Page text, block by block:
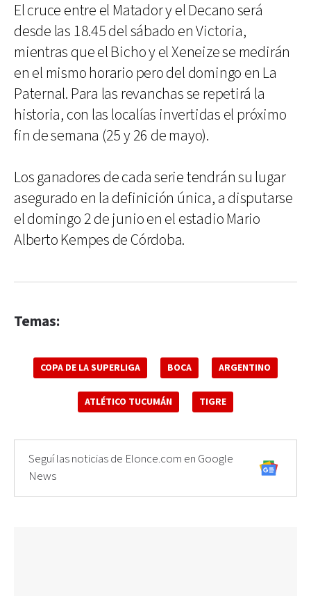
El cruce entre el Matador y el Decano será
desde las 18.45 del sábado en Victoria,
mientras que el Bicho y el Xeneize se medirán
en el mismo horario pero del domingo en La
Paternal. Para las revanchas se repetirá la
historia, con las localías invertidas el próximo
fin de semana (25 y 26 de mayo).
Los ganadores de cada serie tendrán su lugar
asegurado en la definición única, a disputarse
el domingo 2 de junio en el estadio Mario
Alberto Kempes de Córdoba.
Temas:
COPA DE LA SUPERLIGA BOCA ARGENTINO
ATLÉTICO TUCUMÁN TIGRE
Seguí las noticias de Elonce.com en Google
News